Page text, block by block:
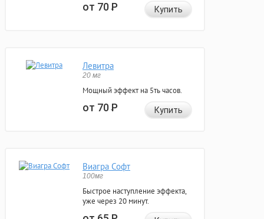
от 70Р Купить
Левитра
20 мг
Мощный эффект на 5ть часов.
от 70Р Купить
Виагра Софт
100мг
Быстрое наступление эффекта,
уже через 20 минут.